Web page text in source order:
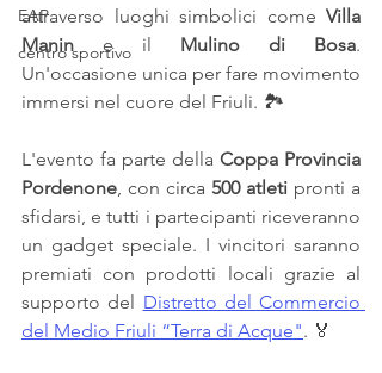
EAP
centro sportivo
attraverso luoghi simbolici come Villa
Manin e il Mulino di Bosa.
Un'occasione unica per fare movimento
immersi nel cuore del Friuli. 🏞️
L'evento fa parte della Coppa Provincia
Pordenone , con circa 500 atleti pronti a
sfidarsi, e tutti i partecipanti riceveranno
un gadget speciale. I vincitori saranno
premiati con prodotti locali grazie al
supporto del Distretto del Commercio
del Medio Friuli “Terra di Acque". 🏅